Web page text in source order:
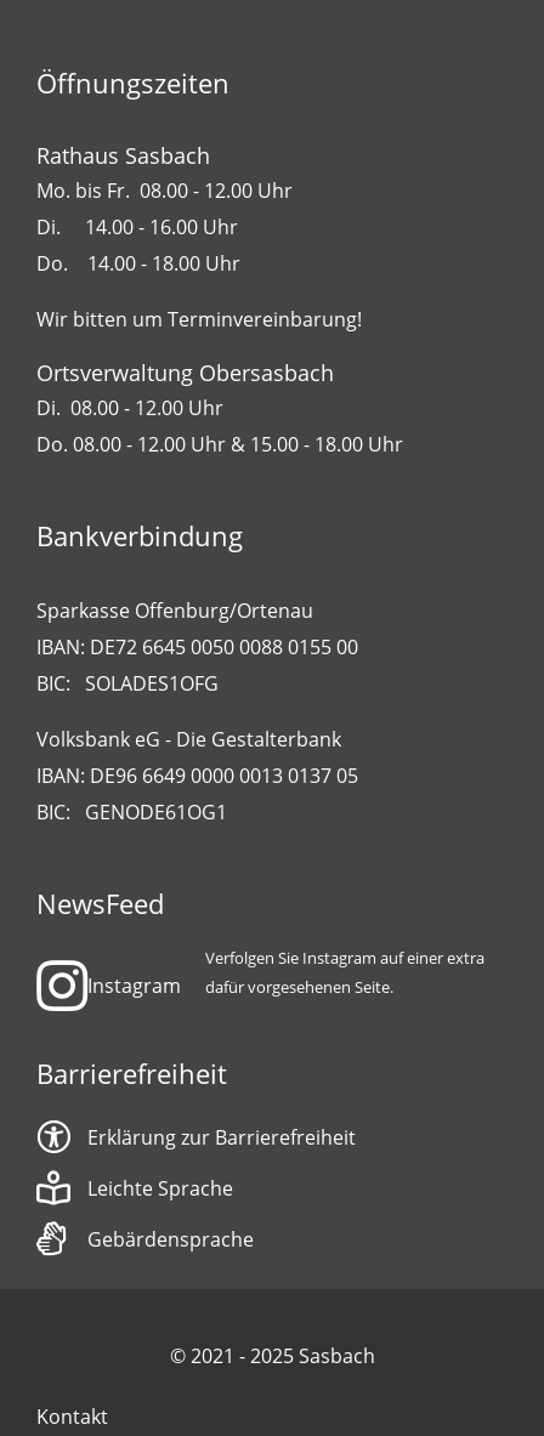
Öffnungszeiten
Rathaus Sasbach
Mo. bis Fr. 08.00 - 12.00 Uhr
Di. 14.00 - 16.00 Uhr
Do. 14.00 - 18.00 Uhr
Wir bitten um Terminvereinbarung!
Ortsverwaltung Obersasbach
Di. 08.00 - 12.00 Uhr
Do. 08.00 - 12.00 Uhr & 15.00 - 18.00 Uhr
Bankverbindung
Sparkasse Offenburg/Ortenau
IBAN: DE72 6645 0050 0088 0155 00
BIC: SOLADES1OFG
Volksbank eG - Die Gestalterbank
IBAN: DE96 6649 0000 0013 0137 05
BIC: GENODE61OG1
NewsFeed
Instagram
Verfolgen Sie Instagram auf einer extra
dafür vorgesehenen Seite.
Barrierefreiheit
Erklärung zur Barrierefreiheit
Leichte Sprache
Gebärdensprache
© 2021 - 2025 Sasbach
Kontakt